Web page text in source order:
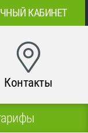
КАБИНЕТ
Контакты